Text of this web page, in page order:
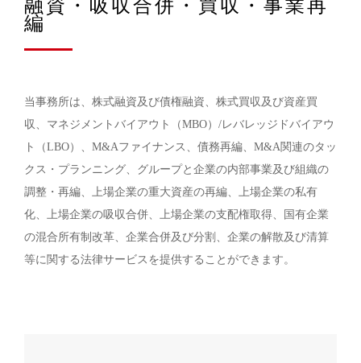
融資・吸収合併・買収・事業再
編
当事務所は、株式融資及び債権融資、株式買収及び資産買
収、マネジメントバイアウト（MBO）/レバレッジドバイアウ
ト（LBO）、M&Aファイナンス、債務再編、M&A関連のタッ
クス・プランニング、グループと企業の内部事業及び組織の
調整・再編、上場企業の重大資産の再編、上場企業の私有
化、上場企業の吸収合併、上場企業の支配権取得、国有企業
の混合所有制改革、企業合併及び分割、企業の解散及び清算
等に関する法律サービスを提供することができます。